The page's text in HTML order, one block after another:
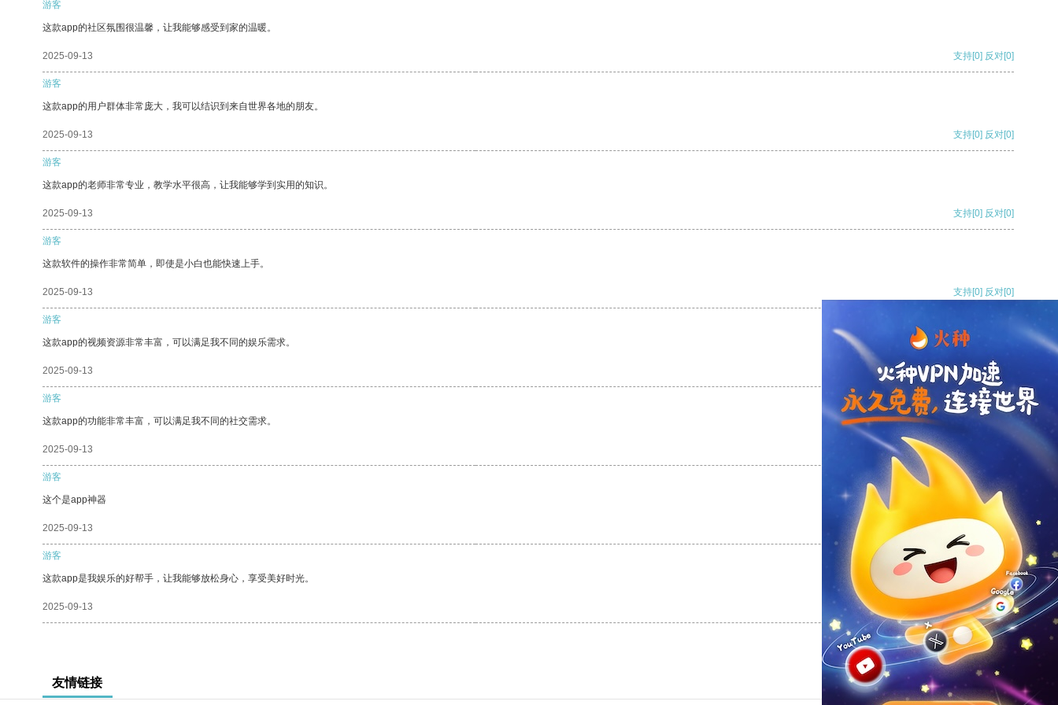
游客
这款app的社区氛围很温馨，让我能够感受到家的温暖。
2025-09-13 支持[0] 反对[0]
游客
这款app的用户群体非常庞大，我可以结识到来自世界各地的朋友。
2025-09-13 支持[0] 反对[0]
游客
这款app的老师非常专业，教学水平很高，让我能够学到实用的知识。
2025-09-13 支持[0] 反对[0]
游客
这款软件的操作非常简单，即使是小白也能快速上手。
2025-09-13 支持[0] 反对[0]
游客
这款app的视频资源非常丰富，可以满足我不同的娱乐需求。
2025-09-13 支持[0] 反对
游客
这款app的功能非常丰富，可以满足我不同的社交需求。
2025-09-13 支持
游客
这个是app神器
2025-09-13 反对 [0]
游客
这款app是我娱乐的好帮手，让我能够放松身心，享受美好时光。
2025-09-13 支持[0] 反对[0]
友情链接